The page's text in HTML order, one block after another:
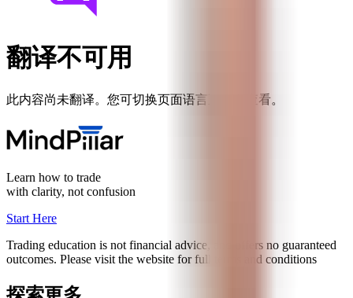
翻译不可用
此内容尚未翻译。您可切换页面语言至英文查看。
Learn how to trade
with clarity, not confusion
Start Here
Trading education is not financial advice, and offers no guaranteed
outcomes. Please visit the website for full terms and conditions